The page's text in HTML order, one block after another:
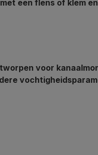
een flens of klem
voor